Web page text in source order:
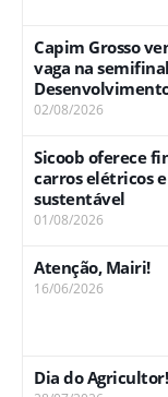
Capim Grosso
vaga na
02/08/2026
Sicoob oferece
carros elétricos
sustentável
01/08/2026
Atenção, Mairi!
16/06/2026
Dia do Agricultor!